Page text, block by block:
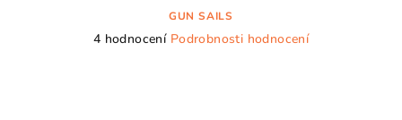
GUN SAILS
Průměrné
4 hodnocení Podrobnosti hodnocení